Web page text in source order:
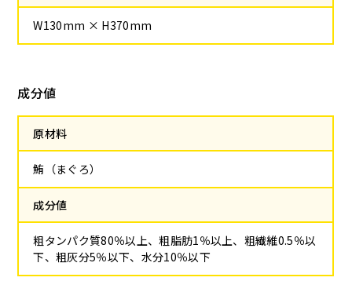
W130mm × H370mm
成分値
原材料
鮪（まぐろ）
成分値
粗タンパク質80％以上、粗脂肪1％以上、粗繊維0.5％以
下、粗灰分5％以下、水分10％以下